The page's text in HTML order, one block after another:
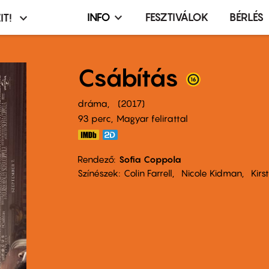
Infó,
terembérlés
menü
INFO FESZTIVÁLOK BÉRLÉS
Csábítás
dráma
2017
93 perc,
Magyar felirattal
Rendező Sofia Coppola
Színészek
Colin Farrell Nicole Kidman